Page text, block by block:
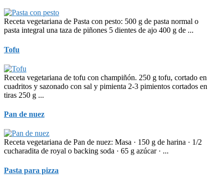
Receta vegetariana de Pasta con pesto: 500 g de pasta normal o
pasta integral una taza de piñones 5 dientes de ajo 400 g de ...
Tofu
Receta vegetariana de tofu con champiñón. 250 g tofu, cortado en
cuadritos y sazonado con sal y pimienta 2-3 pimientos cortados en
tiras 250 g ...
Pan de nuez
Receta vegetariana de Pan de nuez: Masa · 150 g de harina · 1/2
cucharadita de royal o backing soda · 65 g azúcar · ...
Pasta para pizza